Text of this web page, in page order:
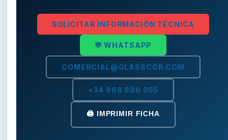
SOLICITAR INFORMACIÓN TÉCNICA
💬 WHATSAPP
COMERCIAL@GLASSCOR.COM
+34 968 886 055
🖨️ IMPRIMIR FICHA